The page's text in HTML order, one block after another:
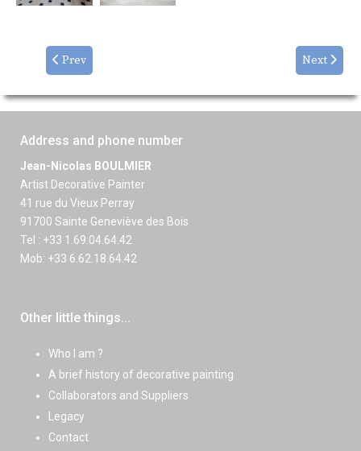
Prev Next
Address and phone number
Jean-Nicolas BOULMIER
Artist Decorative Painter
41 rue du Vieux Perray
91700 Sainte Geneviève des Bois
Tel : +33 1.69.04.64.42
Mob: +33 6.62.18.64.42
Other little things...
Who I am ?
A brief history of decorative painting
Collaborators and Suppliers
Legacy
Contact